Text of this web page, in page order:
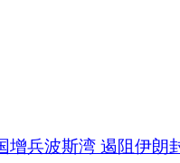
增兵波斯湾 遏阻伊朗